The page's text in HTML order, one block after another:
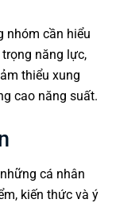
nhóm cần hiểu
năng lực,
thiểu xung
cao năng suất.
cá nhân
kiến thức và ý